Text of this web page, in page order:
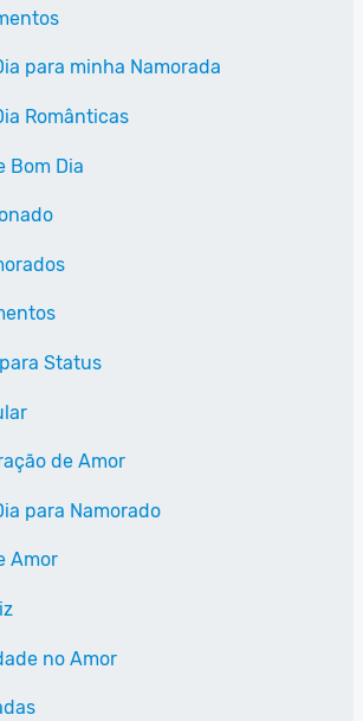
para minha Namorada
Românticas
Bom Dia
Status
de Amor
para Namorado
Amor
no Amor